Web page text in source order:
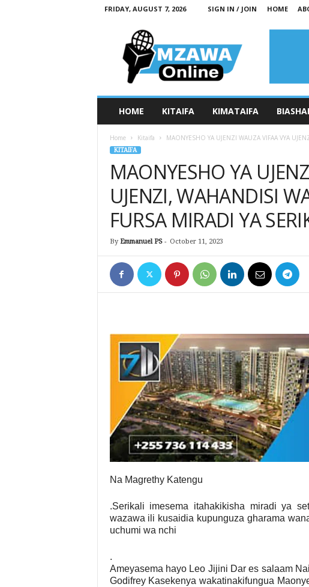
FRIDAY, AUGUST 7, 2026 SIGN IN / JOIN HOME
HOME KITAIFA KIMATAIFA
Home Kitaifa MAONYESHO YA UJENZI WAUZA VIFAA VYA
KITAIFA
MAONYESHO YA
UJENZI, WAHANDISI
FURSA MIRADI YA
By Emmanuel PS- October 11, 2023
Na Magrethy Katengu
.Serikali imesema itahakikisha miradi ya
wazawa ili kusaidia kupunguza gharama
uchumi wa nchi
.
Ameyasema hayo Leo Jijini Dar es salaam
Godifrey Kasekenya wakatinakifungua